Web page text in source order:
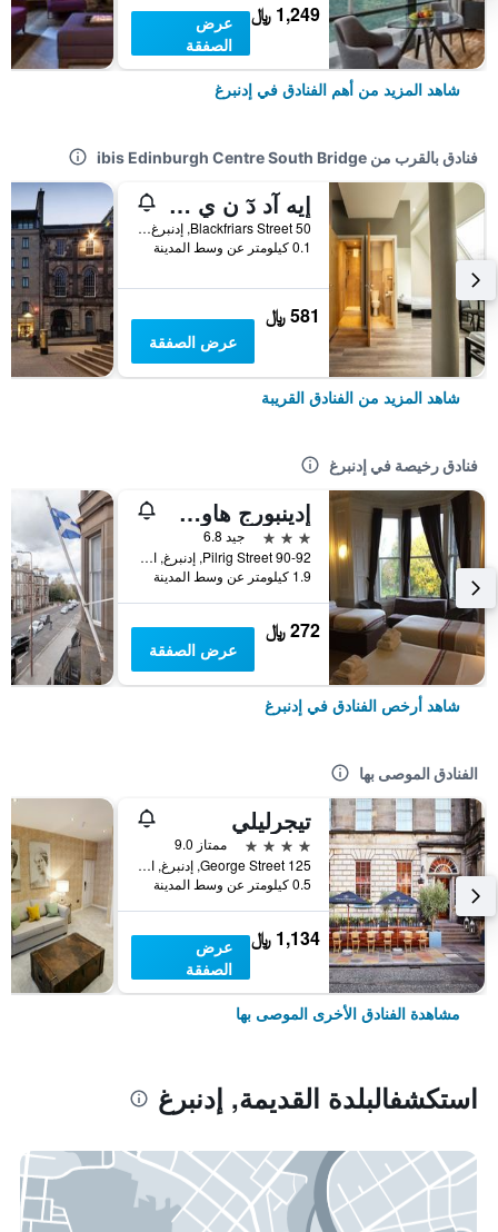
1,249 ﷼
عرض
الصفقة
شاهد المزيد من أهم الفنادق في إدنبرغ
فنادق بالقرب من ibis Edinburgh Centre South Bridge
إيه آد دٓ ن ي اوج شيتي - هوستل
50 Blackfriars Street, إدنبرغ, المملكة المتحدة
0.1 كيلومتر عن وسط المدينة
581 ﷼
عرض الصفقة
شاهد المزيد من الفنادق القريبة
فنادق رخيصة في إدنبرغ
إدينبورج هاوس هوتل
3 نجوم
جيد 6.8
90-92 Pilrig Street, إدنبرغ, المملكة المتحدة
1.9 كيلومتر عن وسط المدينة
272 ﷼
عرض الصفقة
شاهد أرخص الفنادق في إدنبرغ
الفنادق الموصى بها
تيجرليلي
4 نجوم
ممتاز 9.0
125 George Street, إدنبرغ, المملكة المتحدة
0.5 كيلومتر عن وسط المدينة
1,134 ﷼
عرض
الصفقة
مشاهدة الفنادق الأخرى الموصى بها
استكشفالبلدة القديمة, إدنبرغ